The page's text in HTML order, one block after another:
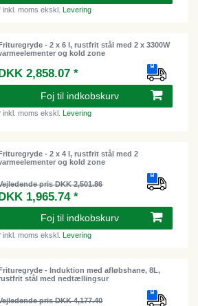
inkl. moms ekskl.Levering
Frituregryde - 2 x 6 l, rustfrit stål med 2 x 3300W
og kold zone
DKK 2,858.07 *
Foj til indkobskurv
inkl. moms ekskl. Levering
- 2 x 4 l, rustfrit stål med 2
og kold zone
pris DKK 2,501.86
1,965.74 *
Foj til indkobskurv
inkl. moms ekskl.Levering
- Induktion med afløbshane, 8L,
stål med nedtællingsur
pris DKK 4,177.40